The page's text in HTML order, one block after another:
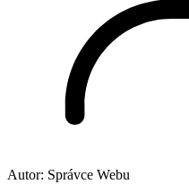
Autor: Správce Webu